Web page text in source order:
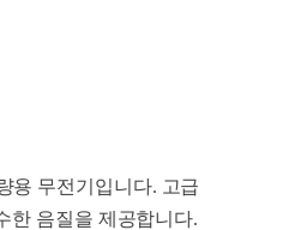
용 무전기입니다. 고급
한 음질을 제공합니다.